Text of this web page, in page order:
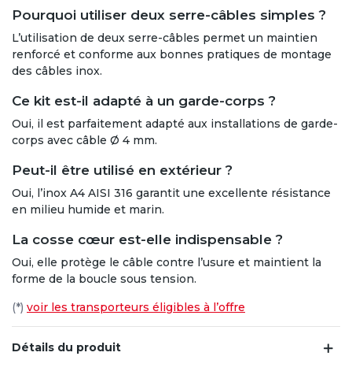
Pourquoi utiliser deux serre-câbles simples ?
L’utilisation de deux serre-câbles permet un maintien
renforcé et conforme aux bonnes pratiques de montage
des câbles inox.
Ce kit est-il adapté à un garde-corps ?
Oui, il est parfaitement adapté aux installations de garde-
corps avec câble Ø 4 mm.
Peut-il être utilisé en extérieur ?
Oui, l’inox A4 AISI 316 garantit une excellente résistance
en milieu humide et marin.
La cosse cœur est-elle indispensable ?
Oui, elle protège le câble contre l’usure et maintient la
forme de la boucle sous tension.
(*) voir les transporteurs éligibles à l’offre
Détails du produit
toute la période
✔ Retrait sur place à
Robion (84)sur rendez-
✔ Une question
93
Je continue mes